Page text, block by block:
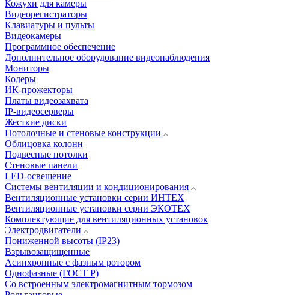
Кожухи для камеры
Видеорегистраторы
Клавиатуры и пульты
Видеокамеры
Программное обеспечение
Дополнительное оборудование видеонаблюдения
Мониторы
Кодеры
ИК-прожекторы
Платы видеозахвата
IP-видеосерверы
Жесткие диски
Потолочные и стеновые конструкции
Облицовка колонн
Подвесные потолки
Стеновые панели
LED-освещение
Системы вентиляции и кондиционирования
Вентиляционные установки серии ИНТЕХ
Вентиляционные установки серии ЭКОТЕХ
Комплектующие для вентиляционных установок
Электродвигатели
Пониженной высоты (IP23)
Взрывозащищенные
Асинхронные с фазным ротором
Однофазные (ГОСТ Р)
Со встроенным электромагнитным тормозом